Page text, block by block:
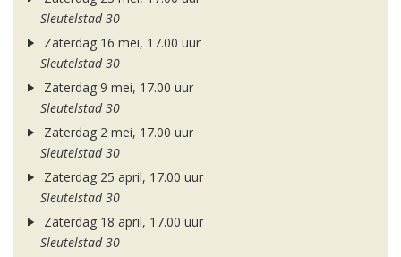
Sleutelstad 30
Zaterdag 16 mei, 17.00 uur
Sleutelstad 30
Zaterdag 9 mei, 17.00 uur
Sleutelstad 30
Zaterdag 2 mei, 17.00 uur
Sleutelstad 30
Zaterdag 25 april, 17.00 uur
Sleutelstad 30
Zaterdag 18 april, 17.00 uur
Sleutelstad 30